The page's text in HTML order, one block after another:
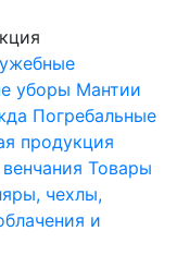
уборы Мантии
Погребальные
продукция
Товары
чехлы,
и